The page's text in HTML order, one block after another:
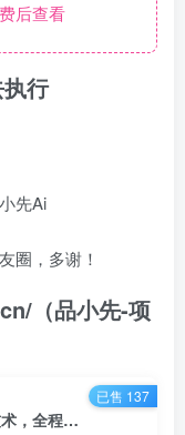
后查看
行
先Ai
圈，多谢！
（品小先-项
【独家发布】抖音半蓝V官方免费认证技术，全程干货实操演示【揭秘】
已售 137